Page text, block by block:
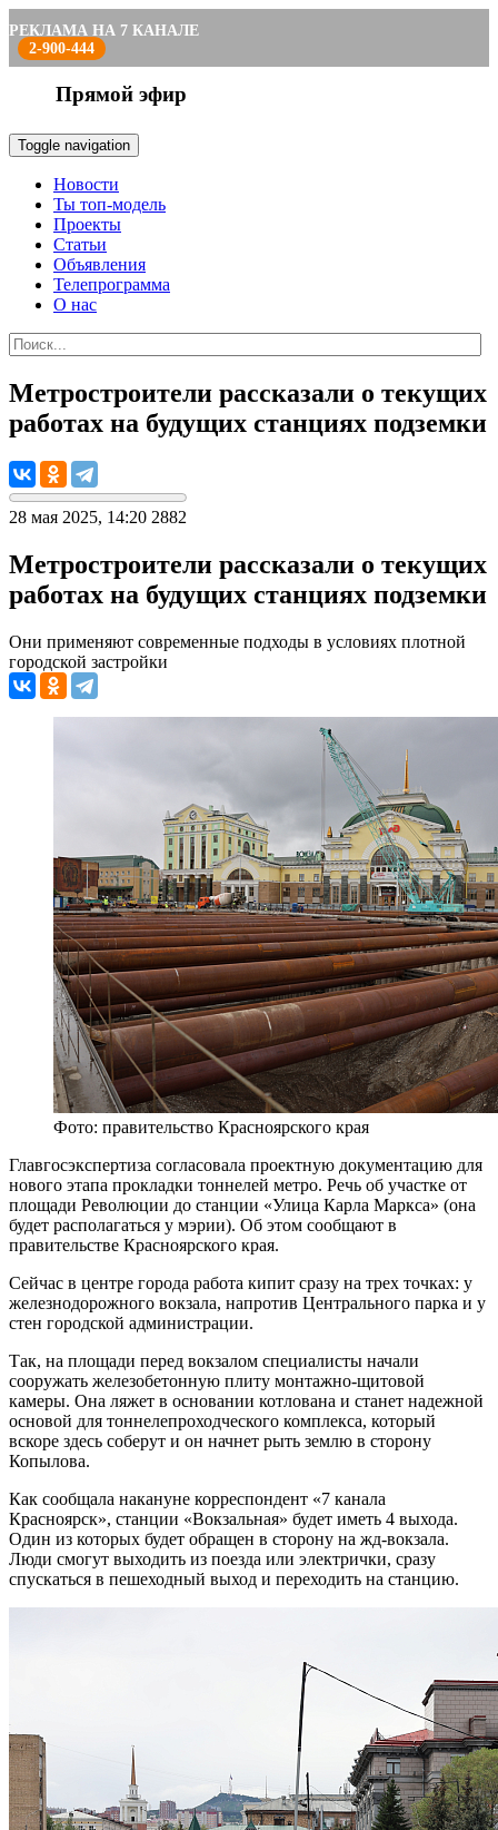
РЕКЛАМА НА 7 КАНАЛЕ
2-900-444
Прямой эфир
Toggle navigation
Новости
Ты топ-модель
Проекты
Статьи
Объявления
Телепрограмма
О нас
Метростроители рассказали о текущих
работах на будущих станциях подземки
28 мая 2025, 14:20 2882
Метростроители рассказали о текущих
работах на будущих станциях подземки
Они применяют современные подходы в условиях плотной
городской застройки
Фото: правительство Красноярского края
Главгосэкспертиза согласовала проектную документацию для
нового этапа прокладки тоннелей метро. Речь об участке от
площади Революции до станции «Улица Карла Маркса» (она
будет располагаться у мэрии). Об этом сообщают в
правительстве Красноярского края.
Сейчас в центре города работа кипит сразу на трех точках: у
железнодорожного вокзала, напротив Центрального парка и у
стен городской администрации.
Так, на площади перед вокзалом специалисты начали
сооружать железобетонную плиту монтажно-щитовой
камеры. Она ляжет в основании котлована и станет надежной
основой для тоннелепроходческого комплекса, который
вскоре здесь соберут и он начнет рыть землю в сторону
Копылова.
Как сообщала накануне корреспондент «7 канала
Красноярск», станции «Вокзальная» будет иметь 4 выхода.
Один из которых будет обращен в сторону на жд-вокзала.
Люди смогут выходить из поезда или электрички, сразу
спускаться в пешеходный выход и переходить на станцию.